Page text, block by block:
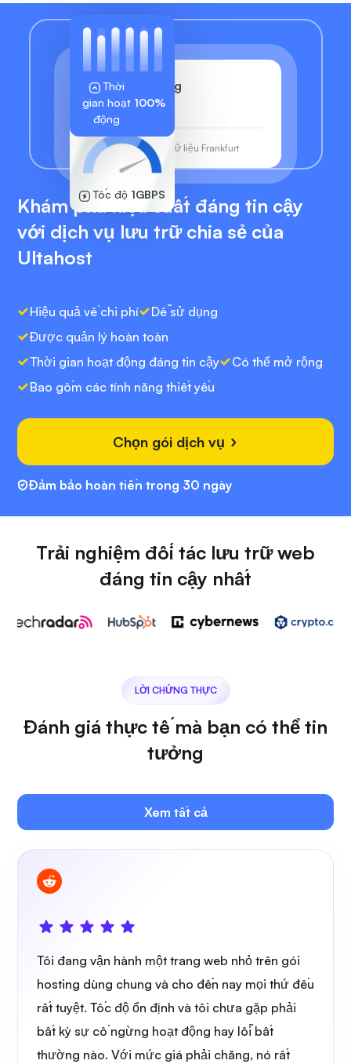
Shared Hosting
255.189.85.19
Trung tâm dữ liệu Frankfurt
Tốc độ 1GBPS
Thời
gian hoạt
động
100%
Khám phá hiệu suất đáng tin cậy
với dịch vụ lưu trữ chia sẻ của
Ultahost
Hiệu quả về chi phí
Dễ sử dụng
Được quản lý hoàn toàn
Thời gian hoạt động đáng tin cậy
Có thể mở rộng
Bao gồm các tính năng thiết yếu
Chọn gói dịch vụ
Đảm bảo hoàn tiền trong 30 ngày
Trải nghiệm đối tác lưu trữ web
đáng tin cậy nhất
LỜI CHỨNG THỰC
Đánh giá thực tế mà bạn có thể tin
tưởng
Xem tất cả
Tôi đang vận hành một trang web nhỏ trên gói
hosting dùng chung và cho đến nay mọi thứ đều
rất tuyệt. Tốc độ ổn định và tôi chưa gặp phải
bất kỳ sự cố ngừng hoạt động hay lỗi bất
thường nào. Với mức giá phải chăng, nó rất